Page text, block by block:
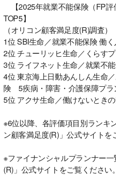
【2025年就業不能保険（FP
TOP5】
（オリコン顧客満足度(R)調査）
1位 SBI生命／就業不能保険 働
2位 チューリッヒ生命／くらす
3位 ライフネット生命／就業不
4位 東京海上日動あんしん生命
険 5疾病・障害・介護保障プラ
5位 アクサ生命／働けないとき
※6位以降、各評価項目別ランキ
ン顧客満足度(R)」公式サイトを
※ファイナンシャルプランナー
(R)」公式サイトをご覧ください。